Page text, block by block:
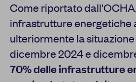
Come riportato
infrastrutture energetiche
ulteriormente la
dicembre 2024 e
70% delle infrastrutture